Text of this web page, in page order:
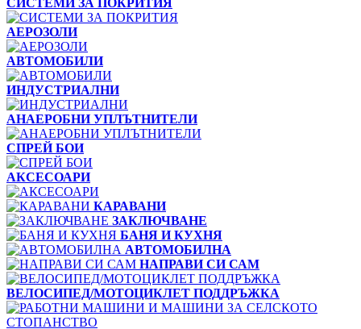
СИСТЕМИ ЗА ПОКРИТИЯ
АЕРОЗОЛИ
АВТОМОБИЛИ
ИНДУСТРИАЛНИ
АНАЕРОБНИ УПЛЪТНИТЕЛИ
СПРЕЙ БОИ
АКСЕСОАРИ
КАРАВАНИ
ЗАКЛЮЧВАНЕ
БАНЯ И КУХНЯ
АВТОМОБИЛНА
НАПРАВИ СИ САМ
ВЕЛОСИПЕД/МОТОЦИКЛЕТ ПОДДРЪЖКА